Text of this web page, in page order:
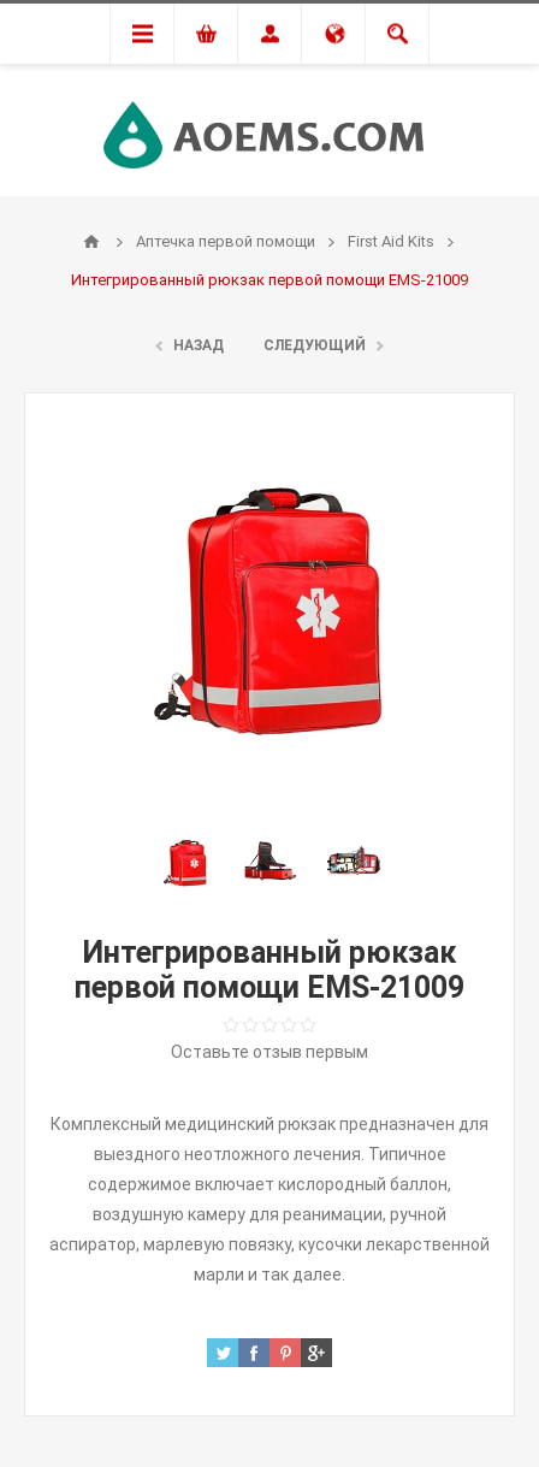
Аптечка первой помощи First Aid Kits
Интегрированный рюкзак первой помощи EMS-21009
НАЗАД СЛЕДУЮЩИЙ
Интегрированный рюкзак
первой помощи EMS-21009
Оставьте отзыв первым
Комплексный медицинский рюкзак предназначен для
выездного неотложного лечения. Типичное
содержимое включает кислородный баллон,
воздушную камеру для реанимации, ручной
аспиратор, марлевую повязку, кусочки лекарственной
марли и так далее.